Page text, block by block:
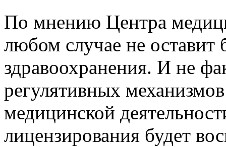
По мнению Центра
любом случае не оставит
здравоохранения. И не
регулятивных
медицинской
лицензирования будет